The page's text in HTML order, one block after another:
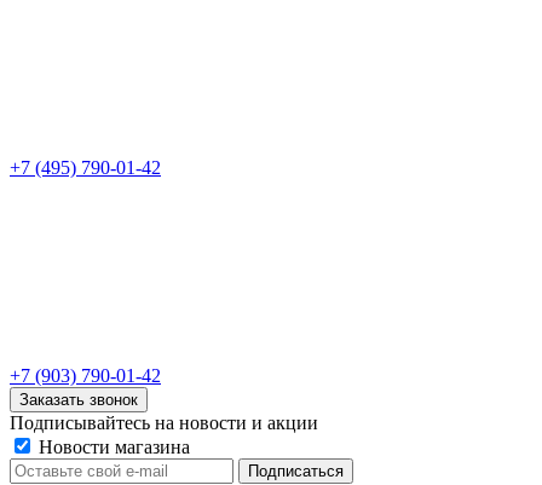
+7 (495) 790-01-42
+7 (903) 790-01-42
Заказать звонок
Подписывайтесь на новости и акции
Новости магазина